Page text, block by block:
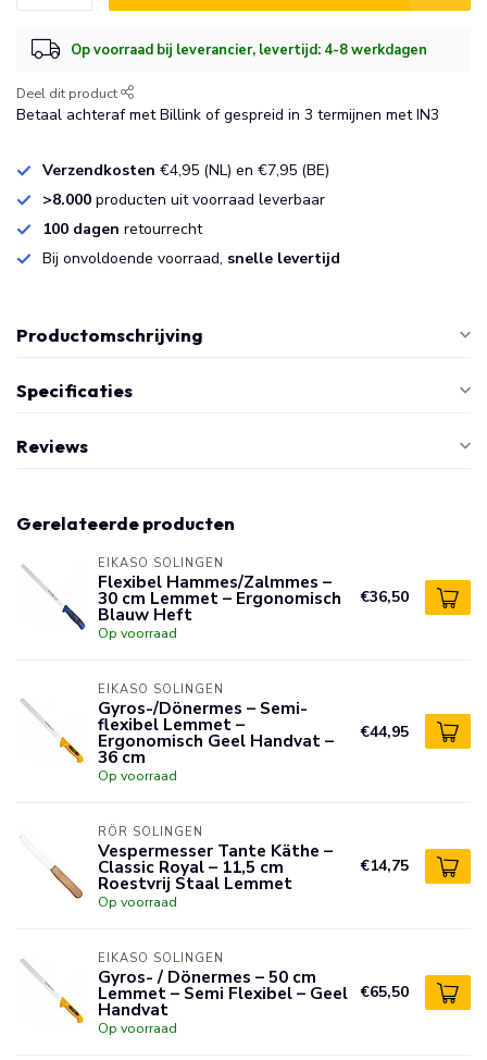
Op voorraad bij leverancier, levertijd: 4-8 werkdagen
Deel dit product
Betaal achteraf met Billink of gespreid in 3 termijnen met IN3
Verzendkosten €4,95 (NL) en €7,95 (BE)
>8.000 producten uit voorraad leverbaar
100 dagen retourrecht
Bij onvoldoende voorraad, snelle levertijd
Productomschrijving
Specificaties
Reviews
Gerelateerde producten
EIKASO SOLINGEN
Flexibel Hammes/Zalmmes –
30 cm Lemmet – Ergonomisch
Blauw Heft
Op voorraad
€36,50
EIKASO SOLINGEN
Gyros-/Dönermes – Semi-
flexibel Lemmet –
Ergonomisch Geel Handvat –
36 cm
Op voorraad
€44,95
RÖR SOLINGEN
Vespermesser Tante Käthe –
Classic Royal – 11,5 cm
Roestvrij Staal Lemmet
Op voorraad
€14,75
EIKASO SOLINGEN
Gyros- / Dönermes – 50 cm
Lemmet – Semi Flexibel – Geel
Handvat
Op voorraad
€65,50